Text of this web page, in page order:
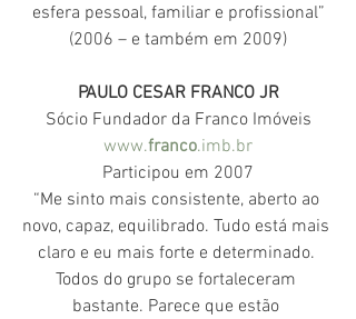
esfera pessoal, familiar e profissional”
(2006 – e também em 2009)
PAULO CESAR FRANCO JR
Sócio Fundador da Franco Imóveis
www.franco.imb.br
Participou em 2007
“Me sinto mais consistente, aberto ao
novo, capaz, equilibrado. Tudo está mais
claro e eu mais forte e determinado.
Todos do grupo se fortaleceram
bastante. Parece que estão